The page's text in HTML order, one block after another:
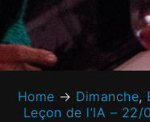
Home → Dimanche,
Leçon de l’IA –